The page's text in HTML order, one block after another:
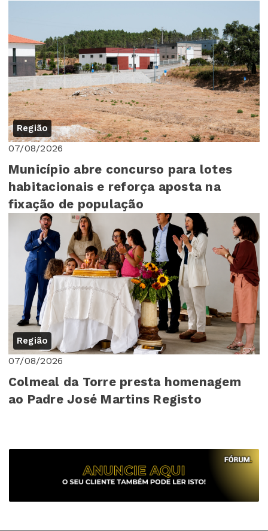
Região
07/08/2026
Município abre concurso para lotes
habitacionais e reforça aposta na
fixação de população
Região
07/08/2026
Colmeal da Torre presta homenagem
ao Padre José Martins Registo